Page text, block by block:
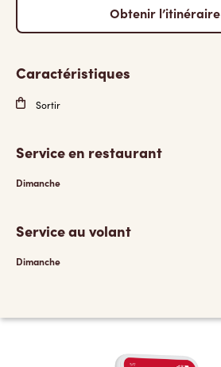
Obtenir l’itinéraire
Caractéristiques
Sortir
Service en restaurant
Dimanche
Service au volant
Dimanche